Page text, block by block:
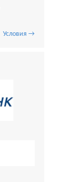
Условия →